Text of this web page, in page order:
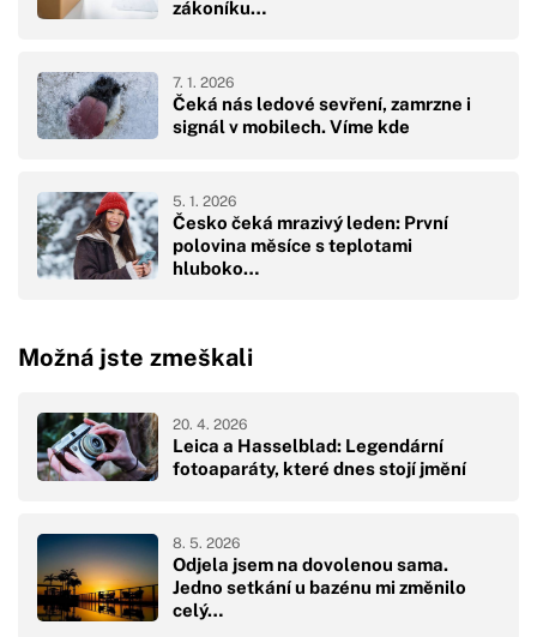
zákoníku…
Čeká nás ledové sevření, zamrzne i
signál v mobilech. Víme kde
7. 1. 2026
Česko čeká mrazivý leden: První
polovina měsíce s teplotami
hluboko…
5. 1. 2026
Možná jste zmeškali
Leica a Hasselblad: Legendární
fotoaparáty, které dnes stojí jmění
20. 4. 2026
Odjela jsem na dovolenou sama.
Jedno setkání u bazénu mi změnilo
celý…
8. 5. 2026